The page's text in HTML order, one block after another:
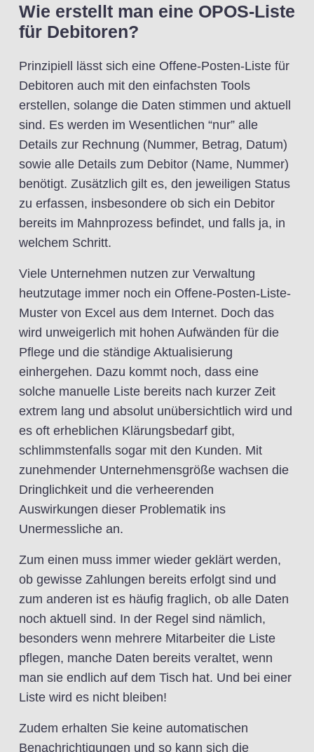
Wie erstellt man eine OPOS-Liste
für Debitoren?
Prinzipiell lässt sich eine Offene-Posten-Liste für
Debitoren auch mit den einfachsten Tools
erstellen, solange die Daten stimmen und aktuell
sind. Es werden im Wesentlichen “nur” alle
Details zur Rechnung (Nummer, Betrag, Datum)
sowie alle Details zum Debitor (Name, Nummer)
benötigt. Zusätzlich gilt es, den jeweiligen Status
zu erfassen, insbesondere ob sich ein Debitor
bereits im Mahnprozess befindet, und falls ja, in
welchem Schritt.
Viele Unternehmen nutzen zur Verwaltung
heutzutage immer noch ein Offene-Posten-Liste-
Muster von Excel aus dem Internet. Doch das
wird unweigerlich mit hohen Aufwänden für die
Pflege und die ständige Aktualisierung
einhergehen. Dazu kommt noch, dass eine
solche manuelle Liste bereits nach kurzer Zeit
extrem lang und absolut unübersichtlich wird und
es oft erheblichen Klärungsbedarf gibt,
schlimmstenfalls sogar mit den Kunden. Mit
zunehmender Unternehmensgröße wachsen die
Dringlichkeit und die verheerenden
Auswirkungen dieser Problematik ins
Unermessliche an.
Zum einen muss immer wieder geklärt werden,
ob gewisse Zahlungen bereits erfolgt sind und
zum anderen ist es häufig fraglich, ob alle Daten
noch aktuell sind. In der Regel sind nämlich,
besonders wenn mehrere Mitarbeiter die Liste
pflegen, manche Daten bereits veraltet, wenn
man sie endlich auf dem Tisch hat. Und bei einer
Liste wird es nicht bleiben!
Zudem erhalten Sie keine automatischen
Benachrichtigungen und so kann sich die